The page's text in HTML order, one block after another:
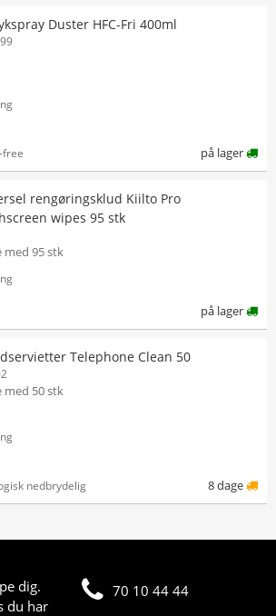
Duster HFC-Fri 400ml
free
på lager
rengøringsklud Kiilto Pro
wipes 95 stk
med 95 stk
på lager
Telephone Clean 50
med 50 stk
nedbrydelig
8 dage
dig.
du har
70 10 44 44